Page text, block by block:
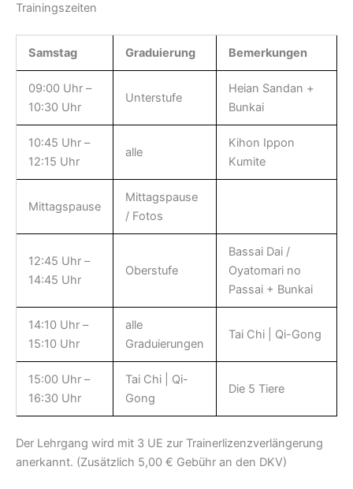
Trainingszeiten
Samstag Graduierung Bemerkungen
09:00 Uhr –
10:30 Uhr
Unterstufe
Heian Sandan +
Bunkai
10:45 Uhr –
12:15 Uhr
alle
Kihon Ippon
Kumite
Mittagspause
Mittagspause
/ Fotos
12:45 Uhr –
14:45 Uhr
Oberstufe
Bassai Dai /
Oyatomari no
Passai + Bunkai
14:10 Uhr –
15:10 Uhr
alle
Graduierungen
Tai Chi | Qi-Gong
15:00 Uhr –
16:30 Uhr
Tai Chi | Qi-
Gong
Die 5 Tiere
Der Lehrgang wird mit 3 UE zur Trainerlizenzverlängerung
anerkannt. (Zusätzlich 5,00 € Gebühr an den DKV)